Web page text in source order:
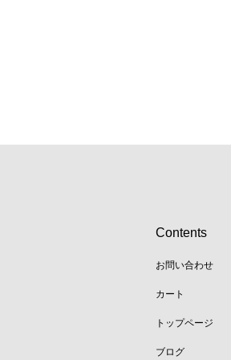
Contents
お問い合わせ
カート
トップページ
ブログ